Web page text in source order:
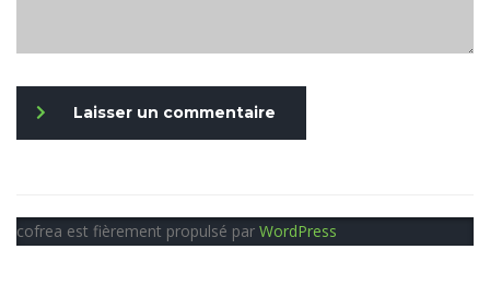
Laisser un commentaire
cofrea est fièrement propulsé par WordPress